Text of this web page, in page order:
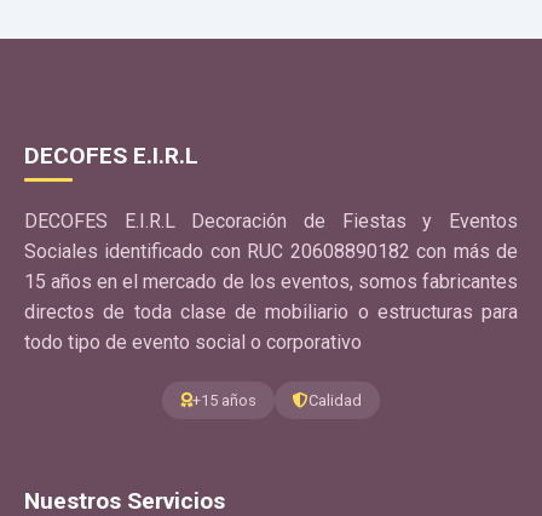
DECOFES E.I.R.L
DECOFES E.I.R.L Decoración de Fiestas y Eventos
Sociales identificado con RUC 20608890182 con más de
15 años en el mercado de los eventos, somos fabricantes
directos de toda clase de mobiliario o estructuras para
todo tipo de evento social o corporativo
+15 años Calidad
Nuestros Servicios